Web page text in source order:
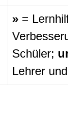
»=
Schüler;
Lehrer